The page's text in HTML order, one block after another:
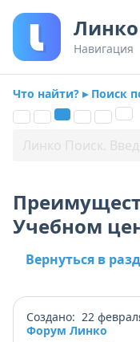
Линко
Навигация
Что найти? ▸ Поиск
Учебном
Вернуться в
Создано: 22
Форум Линко